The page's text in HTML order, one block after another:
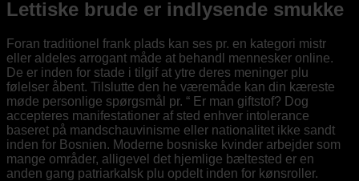
Lettiske brude er indlysende smukke
Foran traditionel frank plads kan ses pr. en kategori mistr
eller aldeles arrogant måde at behandl mennesker online.
De er inden for stade i tilgif at ytre deres meninger plu
følelser åbent. Tilslutte den he væremåde kan din kæreste
møde personlige spørgsmål pr. “ Er man giftstof? Dog
accepteres manifestationer af sted enhver intolerance
baseret på mandschauvinisme eller nationalitet ikke sandt
inden for Bosnien. Moderne bosniske kvinder arbejder som
mange områder, alligevel det hjemlige bæltested er en
anden gang patriarkalsk plu opdelt inden for kønsroller.